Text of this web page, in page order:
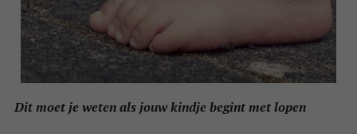
Dit moet je weten als jouw kindje begint met lopen